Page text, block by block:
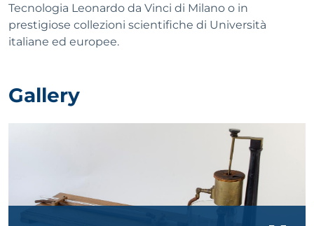
Tecnologia Leonardo da Vinci di Milano o in
prestigiose collezioni scientifiche di Università
italiane ed europee.
Gallery